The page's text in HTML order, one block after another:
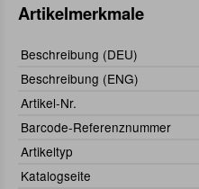
Artikelmerkmale
Beschreibung (DEU)
Beschreibung (ENG)
Artikel-Nr.
Barcode-Referenznummer
Artikeltyp
Katalogseite